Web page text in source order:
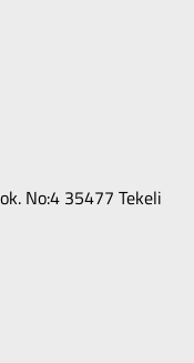
No:4 35477 Tekeli